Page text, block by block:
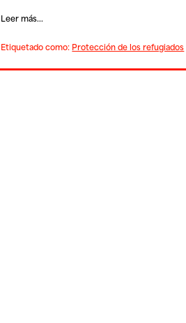
Leer más...
Etiquetado como: Protección de los refugiados